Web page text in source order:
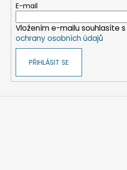
E-mail
Vložením e-mailu souhlasíte s
ochrany osobních údajů
PŘIHLÁSIT SE